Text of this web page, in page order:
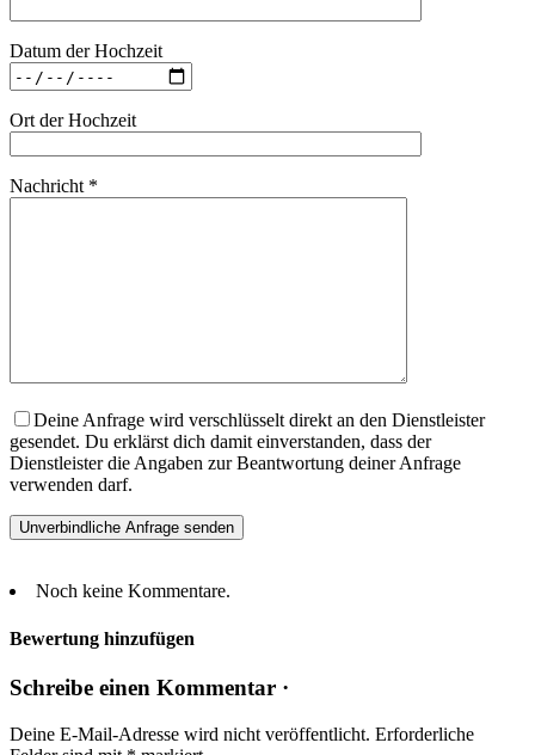
Datum der Hochzeit
Ort der Hochzeit
Nachricht *
Deine Anfrage wird verschlüsselt direkt an den Dienstleister
gesendet. Du erklärst dich damit einverstanden, dass der
Dienstleister die Angaben zur Beantwortung deiner Anfrage
verwenden darf.
Noch keine Kommentare.
Bewertung hinzufügen
Schreibe einen Kommentar ·
Deine E-Mail-Adresse wird nicht veröffentlicht. Erforderliche